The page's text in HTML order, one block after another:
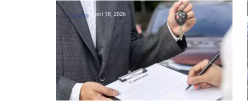
CarsOto April 18, 2026